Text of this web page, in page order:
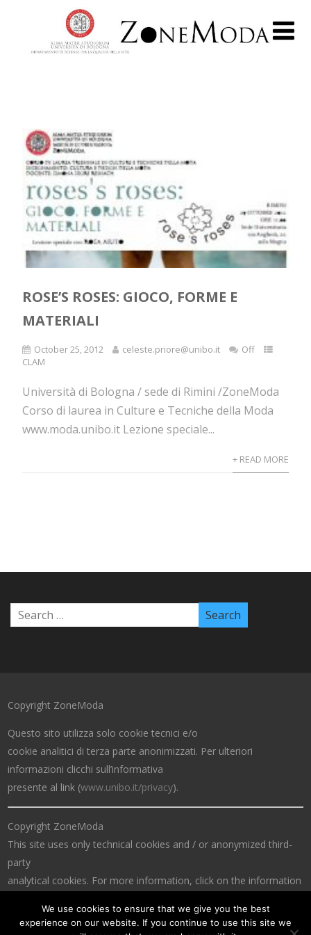
ROSE’S ROSES: GIOCO, FORME E
MATERIALI
October 25, 2012 celeste.priore@unibo.it
Off
CLAM
Università di Bologna / sede di Rimini /ZoneModa
Corso di laurea in Culture e Tecniche della Moda
www.moda.unibo.it Lezione speciale...
+ READ MORE
Copyright ZoneModa
Questo sito utilizza solo cookie tecnici e/o
cookie analitici di terza parte anonimizzati. Per ulteriori
informazioni clicchi sull’informativa
presente al link (www.unibo.it/privacy).
Copyright ZoneModa
This site uses only technical cookies and / or anonymized third-
party
analytical cookies. For more information, click on the information
We use cookies to ensure that we give you the best
experience on our website. If you continue to use this site we